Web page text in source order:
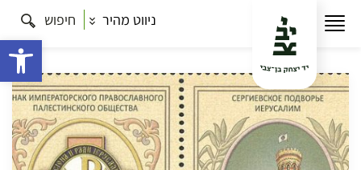
ניווט מהיר חיפוש סיורים בירושלים
כתר, צאר